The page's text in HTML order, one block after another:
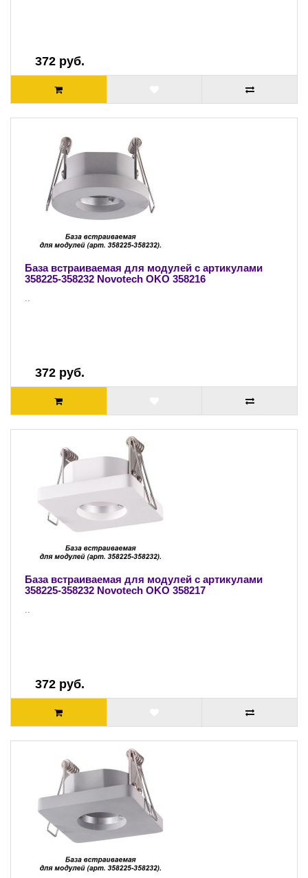
372 руб.
База встраиваемая для модулей с артикулами
358225-358232 Novotech OKO 358216
..
372 руб.
База встраиваемая для модулей с артикулами
358225-358232 Novotech OKO 358217
..
372 руб.